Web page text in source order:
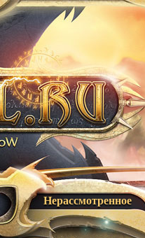
Нерассмотренное